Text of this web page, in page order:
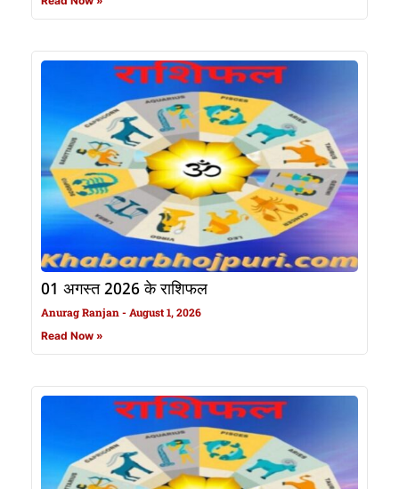
01 अगस्त 2026 के राशिफल
Anurag Ranjan August 1, 2026
Read Now »